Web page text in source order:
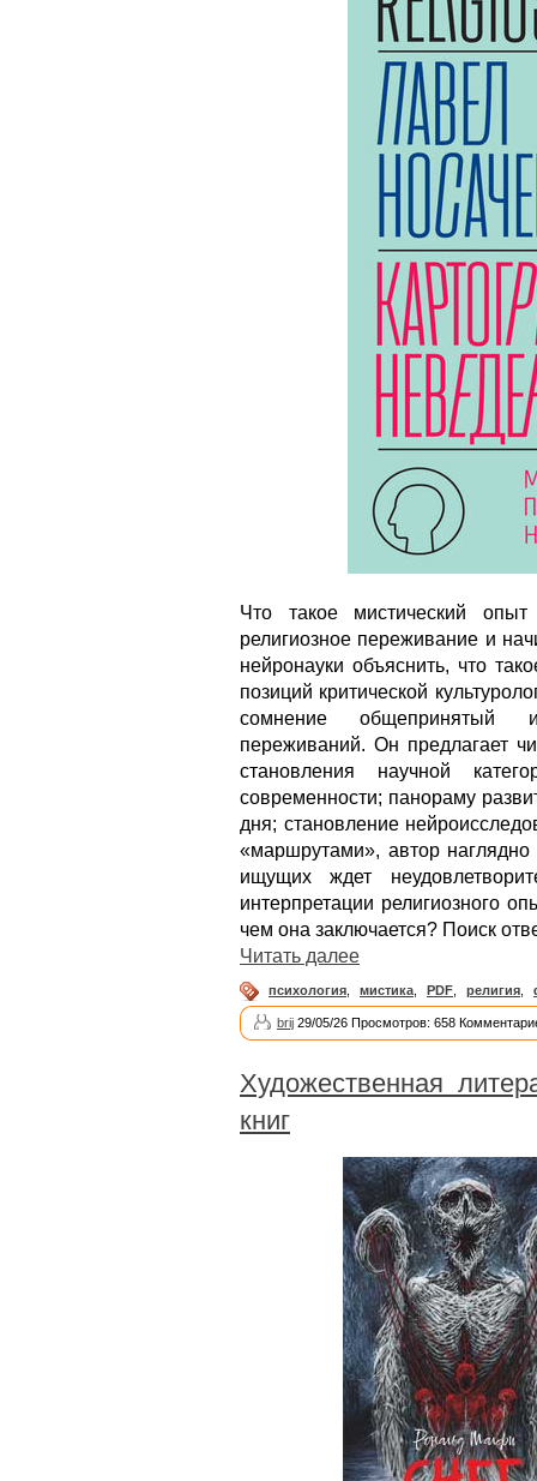
Что такое мистический
религиозное переживание и
нейронауки объяснить, что
позиций критической
сомнение общепринятый
переживаний. Он предлагает
становления научной
современности; панораму
дня; становление
«маршрутами», автор наглядно
ищущих ждет
интерпретации религиозного
чем она заключается? Поиск
Читать далее
психология мистика PDF религия
brij 29/05/26 Просмотров: 658
Художественная
книг